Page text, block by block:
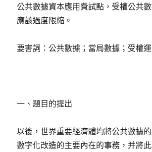
公共數據資本應用費試點，受權公共
應該過度限縮。
要害詞：公共數據；當局數據；受權
一、題目的提出
以後，世界重要經濟體均將公共數據
數字化改造的主要內在的事務，并將